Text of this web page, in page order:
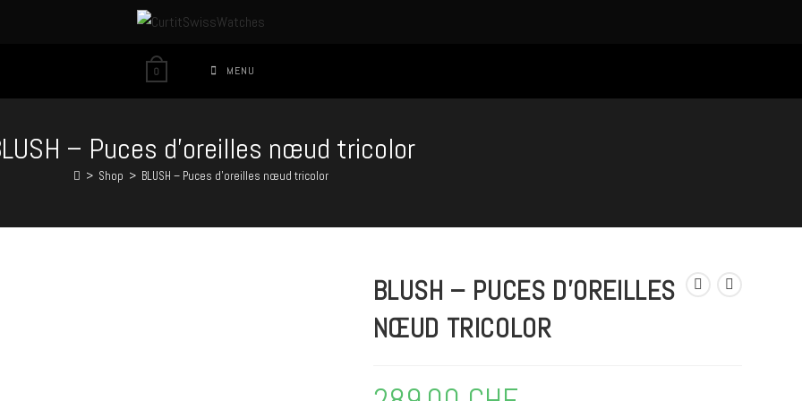
0 MENU
– Puces d’oreilles nœud tricolor
> Shop > BLUSH – Puces d’oreilles nœud tricolor
BLUSH – PUCES D’OREILLES
NŒUD TRICOLOR